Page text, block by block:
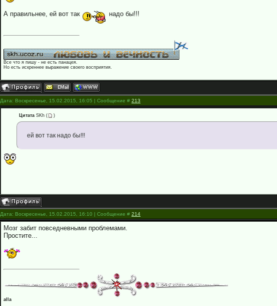
А правильнее, ей вот так надо бы!!!
Все что я пишу - не есть панацея.
Но есть искреннее выражение своего восприятия.
Дата: Воскресенье, 15.02.2015, 16:05 | Сообщение # 213
Цитата SKh ( )
ей вот так надо бы!!!
Дата: Воскресенье, 15.02.2015, 16:10 | Сообщение # 214
Мозг забит повседневными проблемами.
Простите...
alla